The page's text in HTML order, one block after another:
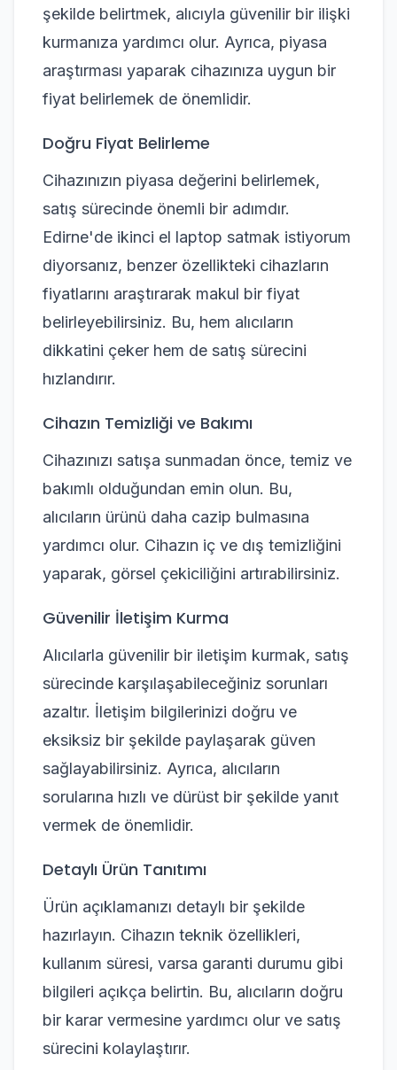
şekilde belirtmek, alıcıyla güvenilir bir ilişki
kurmanıza yardımcı olur. Ayrıca, piyasa
araştırması yaparak cihazınıza uygun bir
fiyat belirlemek de önemlidir.
Doğru Fiyat Belirleme
Cihazınızın piyasa değerini belirlemek,
satış sürecinde önemli bir adımdır.
Edirne'de ikinci el laptop satmak istiyorum
diyorsanız, benzer özellikteki cihazların
fiyatlarını araştırarak makul bir fiyat
belirleyebilirsiniz. Bu, hem alıcıların
dikkatini çeker hem de satış sürecini
hızlandırır.
Cihazın Temizliği ve Bakımı
Cihazınızı satışa sunmadan önce, temiz ve
bakımlı olduğundan emin olun. Bu,
alıcıların ürünü daha cazip bulmasına
yardımcı olur. Cihazın iç ve dış temizliğini
yaparak, görsel çekiciliğini artırabilirsiniz.
Güvenilir İletişim Kurma
Alıcılarla güvenilir bir iletişim kurmak, satış
sürecinde karşılaşabileceğiniz sorunları
azaltır. İletişim bilgilerinizi doğru ve
eksiksiz bir şekilde paylaşarak güven
sağlayabilirsiniz. Ayrıca, alıcıların
sorularına hızlı ve dürüst bir şekilde yanıt
vermek de önemlidir.
Detaylı Ürün Tanıtımı
Ürün açıklamanızı detaylı bir şekilde
hazırlayın. Cihazın teknik özellikleri,
kullanım süresi, varsa garanti durumu gibi
bilgileri açıkça belirtin. Bu, alıcıların doğru
bir karar vermesine yardımcı olur ve satış
sürecini kolaylaştırır.